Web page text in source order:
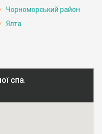
Чорноморський район
Ялта